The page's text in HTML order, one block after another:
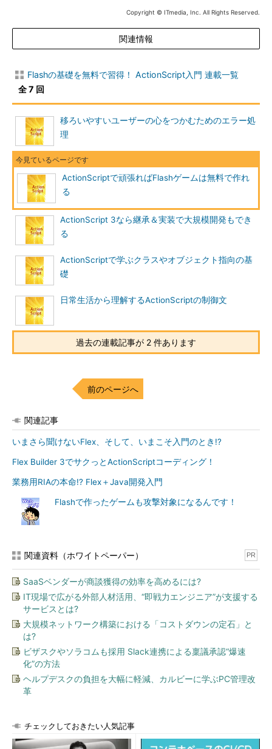
Copyright © ITmedia, Inc. All Rights Reserved.
関連情報
Flashの基礎を無料で習得！ ActionScript入門 連載一覧
全 7 回
移ろいやすいユーザーの心をつかむためのエラー処
理
ActionScriptで頑張ればFlashゲームは無料で作れ
る
ActionScript 3なら継承＆実装で大規模開発もでき
る
ActionScriptで学ぶクラスやオブジェクト指向の基
礎
日常生活から理解するActionScriptの制御文
過去の連載記事が 2 件あります
前のページへ
関連記事
いまさら聞けないFlex、そして、いまこそ入門のとき!?
Flex Builder 3でサクっとActionScriptコーディング！
業務用RIAの本命!? Flex＋Java開発入門
Flashで作ったゲームも攻撃対象になるんです！
関連資料（ホワイトペーパー） PR
SaaSベンダーが商談獲得の効率を高めるには?
IT現場で広がる外部人材活用、“即戦力エンジニア”が支援する
サービスとは?
大規模ネットワーク構築における「コストダウンの定石」と
は?
ビザスクやソラコムも採用 Slack連携による稟議承認“爆速
化”の方法
ヘルプデスクの負担を大幅に軽減、カルビーに学ぶPC管理改
革
チェックしておきたい人気記事